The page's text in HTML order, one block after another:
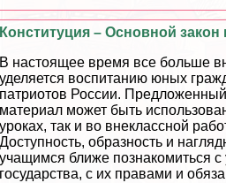
Конституция – Основной закон
В настоящее время все больше
уделяется воспитанию юных
патриотов России. Предложенный
материал может быть
уроках, так и во внеклассной
Доступность, образность и
учащимся ближе познакомиться с
государства, с их правами и